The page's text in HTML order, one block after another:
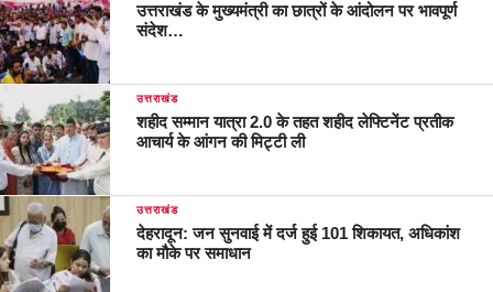
उत्तराखंड के मुख्यमंत्री का छात्रों के आंदोलन पर भावपूर्ण
संदेश…
उत्तराखंड
शहीद सम्मान यात्रा 2.0 के तहत शहीद लेफ्टिनेंट प्रतीक
आचार्य के आंगन की मिट्टी ली
उत्तराखंड
देहरादून: जन सुनवाई में दर्ज हुई 101 शिकायत, अधिकांश
का मौके पर समाधान